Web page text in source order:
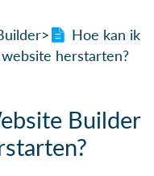
​>​
Hoe kan ik
herstarten?
Builder